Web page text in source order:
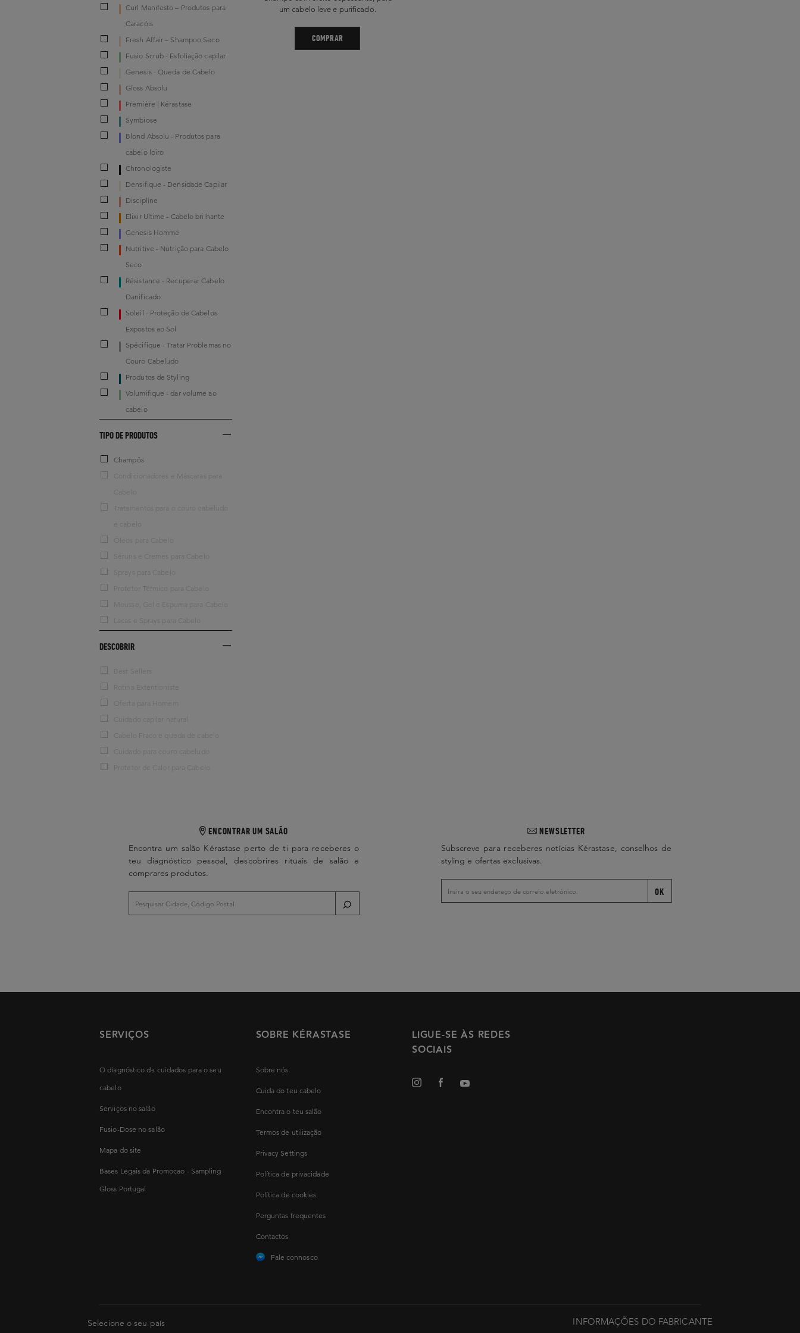
Curl Manifesto – Produtos para
Caracóis
Fresh Affair – Shampoo Seco
Fusio Scrub - Esfoliação capilar
Genesis - Queda de Cabelo
Gloss Absolu
Première | Kérastase
Symbiose
Blond Absolu - Produtos para
cabelo loiro
Chronologiste
Densifique - Densidade Capilar
Discipline
Elixir Ultime - Cabelo brilhante
Genesis Homme
Nutritive - Nutrição para Cabelo
Seco
Résistance - Recuperar Cabelo
Danificado
Soleil - Proteção de Cabelos
Expostos ao Sol
Spécifique - Tratar Problemas no
Couro Cabeludo
Produtos de Styling
Volumifique - dar volume ao
cabelo
TIPO DE PRODUTOS
Champôs
Condicionadores e Máscaras para
Cabelo
Tratamentos para o couro cabeludo
e cabelo
Óleos para Cabelo
Séruns e Cremes para Cabelo
Sprays para Cabelo
Protetor Térmico para Cabelo
Mousse, Gel e Espuma para Cabelo
Lacas e Sprays para Cabelo
DESCOBRIR
Best Sellers
Rotina Extentioniste
Oferta para Homem
Cuidado capilar natural
Cabelo Fraco e queda de cabelo
Cuidado para couro cabeludo
Protetor de Calor para Cabelo
um cabelo leve e purificado.
COMPRAR
ENCONTRAR UM SALÃO
Encontra um salão Kérastase perto de ti para receberes o
teu diagnóstico pessoal, descobrires rituais de salão e
comprares produtos.
NEWSLETTER
Subscreve para receberes notícias Kérastase, conselhos de
styling e ofertas exclusivas.
OK
SERVIÇOS
O diagnóstico de cuidados para o seu
cabelo
Serviços no salão
Fusio-Dose no salão
Mapa do site
Bases Legais da Promocao - Sampling
Gloss Portugal
SOBRE KÉRASTASE
Sobre nós
Cuida do teu cabelo
Encontra o teu salão
Termos de utilização
Privacy Settings
Política de privacidade
Política de cookies
Perguntas frequentes
Contactos
Fale connosco
LIGUE-SE ÀS REDES
SOCIAIS
Selecione o seu país
INFORMAÇÕES DO FABRICANTE